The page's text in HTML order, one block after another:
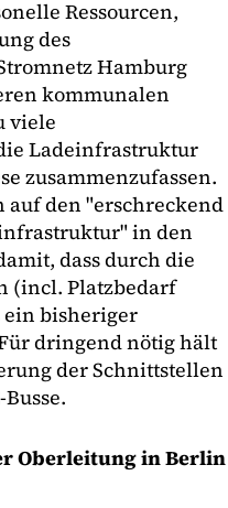
Ressourcen,
des
Hamburg
kommunalen
viele
Ladeinfrastruktur
zusammenzufassen.
den "erschreckend
in den
dass durch die
(incl. Platzbedarf
ein bisheriger
dringend nötig hält
der Schnittstellen
Oberleitung in Berlin